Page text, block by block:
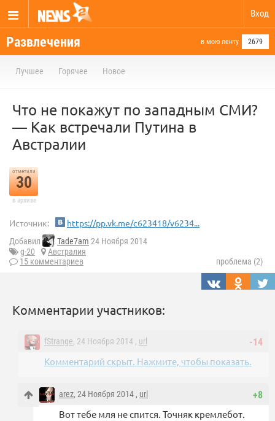
Вход
Развлечения в мою ленту 2679
Лучшее Горячее Новое
Что не покажут по западным СМИ?
— Как встречали Путина в
Австралии
отметили
30
в архиве
Источник: https://pp.vk.me/c623418/v6234...
Добавил Tade7am 24 Ноября 2014
g-20
Австралия
15 комментариев
проблема (2)
Комментарии участников:
-14
fStrange, 24 Ноября 2014 , url
Комментарий скрыт. Нажмите, чтобы показать.
+8
arez, 24 Ноября 2014 , url
Вот тебе мля не спится. Точняк кремлебот.